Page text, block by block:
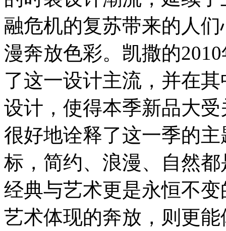
融危机的复苏带来的人
漫奔放色彩。凯撒的
了这一设计主流，并在
设计，使得本季新品大
很好地诠释了这一季的
标，简约、浪漫、自然
经典与艺术更是永恒不
艺术体现的奔放，则更